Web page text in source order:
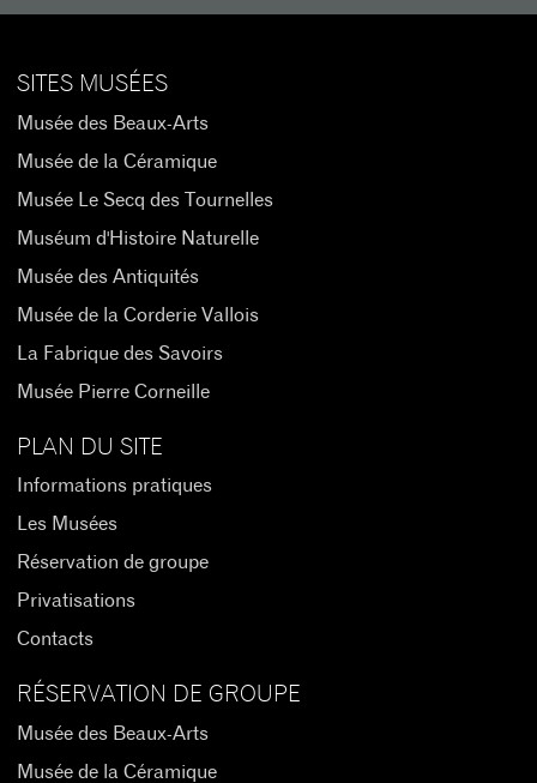
SITES MUSÉES
Musée des Beaux-Arts
Musée de la Céramique
Musée Le Secq des Tournelles
Muséum d'Histoire Naturelle
Musée des Antiquités
Musée de la Corderie Vallois
La Fabrique des Savoirs
Musée Pierre Corneille
PLAN DU SITE
Informations pratiques
Les Musées
Réservation de groupe
Privatisations
Contacts
RÉSERVATION DE GROUPE
Musée des Beaux-Arts
Musée de la Céramique